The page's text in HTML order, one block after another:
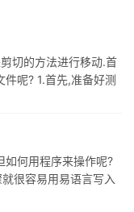
切的方法进行移动.首
呢? 1.首先,准备好测
: 2.然后,运行易语言
如何用程序来操作呢?
很容易用易语言写入